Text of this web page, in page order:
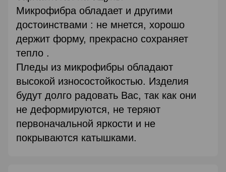
Микрофибра обладает и другими
достоинствами : не мнется, хорошо
держит форму, прекрасно сохраняет
тепло .
Пледы из микрофибры обладают
высокой износостойкостью. Изделия
будут долго радовать Вас, так как они
не деформируются, не теряют
первоначальной яркости и не
покрываются катышками.